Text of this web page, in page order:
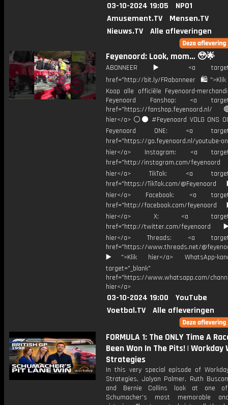
03-10-2024 19:05
NPO1
Amusement.TV
Mensen.TV
Nieuws.TV
Alle afleveringen
Feyenoord: Look, mom… 🥹🌟
ABONNEER ▶️ <a
href="http://bit.ly/FRabonneer
Koop alle officiële Feyenoord-
Feyenoord Fanshop: <a
href="https://
hier</a> ⚪️⚫ #Feyenoord VOLG ONS
Feyenoord ONE: <a
href="https://go.feyenoord.nl/youtube-
hier</a> Instagram: <a
href="http://instagram.com/
hier</a> TikTok: <a
href="https://TikTok.com/
hier</a> Facebook: <a
href="http://facebook.com/
hier</a> X: <a
href="http://twitter.com/
hier</a> Threads: <a
href="https://www.threads.net/
▶️">Klik hier</a> WhatsApp-
target="_blank"
href="https://www.whatsapp.com/
hier</a>
03-10-2024 19:00
YouTube
Voetbal.TV
Alle afleveringen
FORMULA 1: The ONLY Time A
Been Won In The Pits! | Workday
Strategies
In this very special episode of
Strategies, Jolyon Palmer, Ruth
and Bernie Collins look at one of
Schumacher’s most memorable